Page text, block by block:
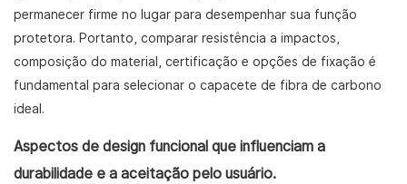
permanecer firme no lugar para desempenhar sua função
protetora. Portanto, comparar resistência a impactos,
composição do material, certificação e opções de fixação é
fundamental para selecionar o capacete de fibra de carbono
ideal.
Aspectos de design funcional que influenciam a
durabilidade e a aceitação pelo usuário.